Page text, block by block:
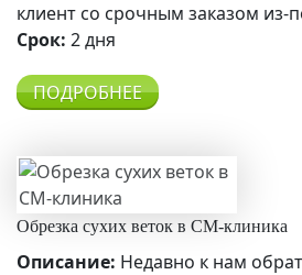
клиент со срочным заказом из-
Срок: 2 дня
ПОДРОБНЕЕ
Обрезка сухих веток в СМ-клиника
Описание: Недавно к нам